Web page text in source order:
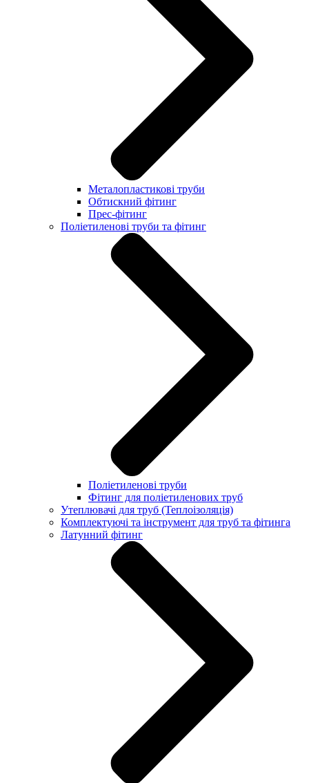
Металопластикові труби
Обтискний фітинг
Прес-фітинг
Поліетиленові труби та фітинг
Поліетиленові труби
Фітинг для поліетиленових труб
Утеплювачі для труб (Теплоізоляція)
Комплектуючі та інструмент для труб та фітинга
Латунний фітинг